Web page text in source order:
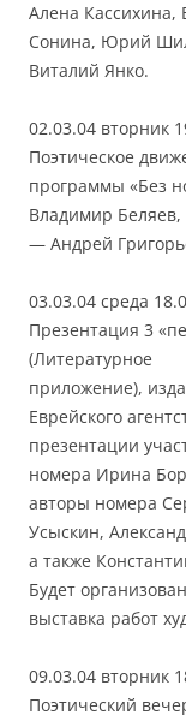
Алена Кассихина,
Сонина, Юрий
Виталий Янко.
02.03.04 вторник
Поэтическое
программы «Без
Владимир Беляев,
— Андрей
03.03.04 среда
Презентация 3
(Литературное
приложение),
Еврейского
презентации
номера Ирина
авторы номера
Усыскин,
а также
Будет
выставка работ
09.03.04 вторник
Поэтический